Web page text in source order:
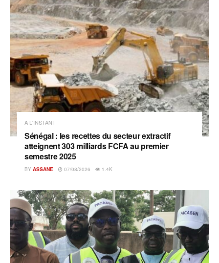
A L'INSTANT
Sénégal : les recettes du secteur extractif
atteignent 303 milliards FCFA au premier
semestre 2025
BY ASSANE 07/08/2026 1.4K